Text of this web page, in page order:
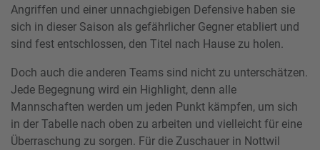
Angriffen und einer unnachgiebigen Defensive haben sie
sich in dieser Saison als gefährlicher Gegner etabliert und
sind fest entschlossen, den Titel nach Hause zu holen.
Doch auch die anderen Teams sind nicht zu unterschätzen.
Jede Begegnung wird ein Highlight, denn alle
Mannschaften werden um jeden Punkt kämpfen, um sich
in der Tabelle nach oben zu arbeiten und vielleicht für eine
Überraschung zu sorgen. Für die Zuschauer in Nottwil